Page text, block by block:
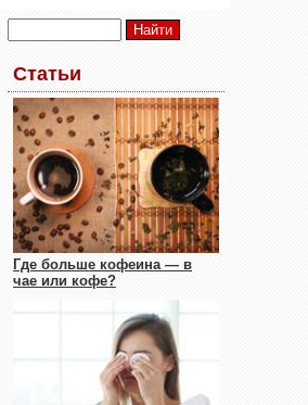
Статьи
Где больше кофеина — в
чае или кофе?